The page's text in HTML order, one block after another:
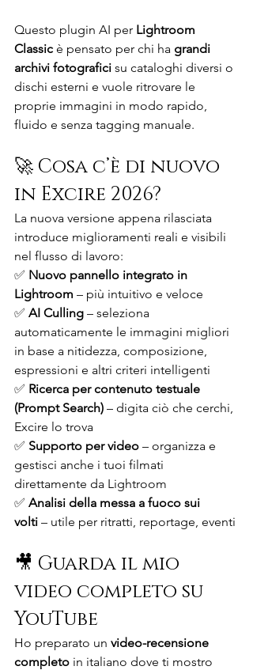
Questo plugin AI per Lightroom
Classic è pensato per chi ha grandi
archivi fotografici su cataloghi diversi o
dischi esterni e vuole ritrovare le
proprie immagini in modo rapido,
fluido e senza tagging manuale.
🚀 Cosa c’è di nuovo
in Excire 2026?
La nuova versione appena rilasciata
introduce miglioramenti reali e visibili
nel flusso di lavoro:
✅ Nuovo pannello integrato in
Lightroom – più intuitivo e veloce
✅ AI Culling – seleziona
automaticamente le immagini migliori
in base a nitidezza, composizione,
espressioni e altri criteri intelligenti
✅ Ricerca per contenuto testuale
(Prompt Search) – digita ciò che cerchi,
Excire lo trova
✅ Supporto per video – organizza e
gestisci anche i tuoi filmati
direttamente da Lightroom
✅ Analisi della messa a fuoco sui
volti – utile per ritratti, reportage, eventi
🎥 Guarda il mio
video completo su
YouTube
Ho preparato un video-recensione
completo in italiano dove ti mostro